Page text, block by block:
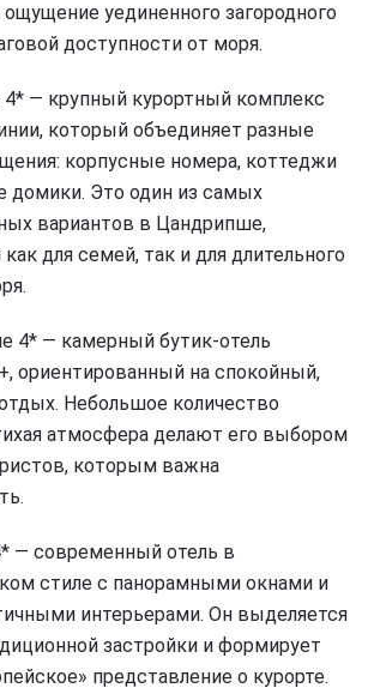
уединенного загородного
доступности от моря.
4* — крупный курортный комплекс
который объединяет разные
корпусные номера, коттеджи
домики. Это один из самых
вариантов в Цандрипше,
для семей, так и для длительного
4* — камерный бутик-отель
ориентированный на спокойный,
Небольшое количество
атмосфера делают его выбором
которым важна
— современный отель в
стиле с панорамными окнами и
интерьерами. Он выделяется
застройки и формирует
представление о курорте.